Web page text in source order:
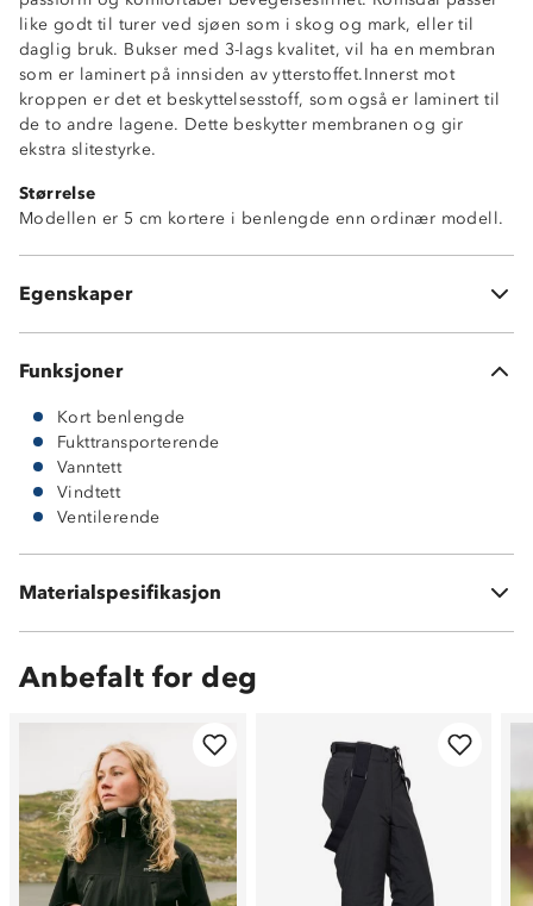
like godt til turer ved sjøen som i skog og mark, eller til
daglig bruk. Bukser med 3-lags kvalitet, vil ha en membran
som er laminert på innsiden av ytterstoffet.Innerst mot
kroppen er det et beskyttelsesstoff, som også er laminert til
de to andre lagene. Dette beskytter membranen og gir
ekstra slitestyrke.
Størrelse
Modellen er 5 cm kortere i benlengde enn ordinær modell.
Egenskaper
Tapede sømmer
Glatt innside
Vannavstøtende glidelåser
2 sidelommer med glidelås
Ventileringsglidelås på lårene
Elastisk linning
Dobbel trykknapp i front
Strikkjustering i beina
OekoTex Standard 100
Funksjoner
Kort benlengde
Fukttransporterende
Vanntett
Vindtett
Ventilerende
Materialspesifikasjon
100 % polyesterinnside
Anbefalt for deg